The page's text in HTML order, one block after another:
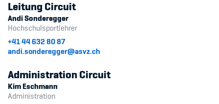
Leitung Circuit
Andi Sonderegger
Hochschulsportlehrer
+41 44 632 80 87
andi.sonderegger@asvz.ch
Administration Circuit
Kim Eschmann
Administration